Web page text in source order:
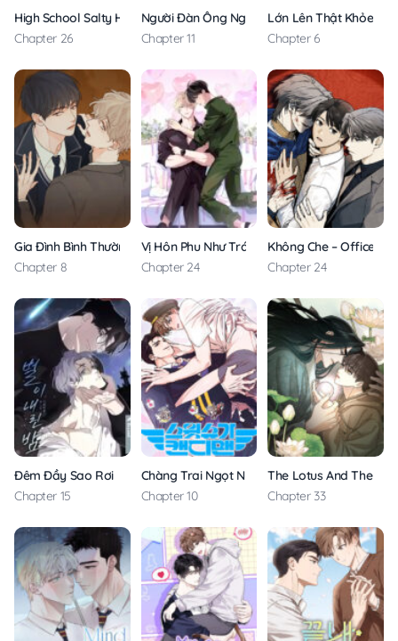
High School Salty Heart – Không Che
Chapter 26
Người Đàn Ông Ngọt Như Kẹo
Chapter 11
Lớn Lên Thật Khỏe
Chapter 6
Gia Đình Bình Thường
Chapter 8
Vị Hôn Phu Như Trái Cà Chua
Chapter 24
Không Che – Office
Chapter 24
Đêm Đầy Sao Rơi
Chapter 15
Chàng Trai Ngọt Như Kẹo
Chapter 10
The Lotus And The
Chapter 33